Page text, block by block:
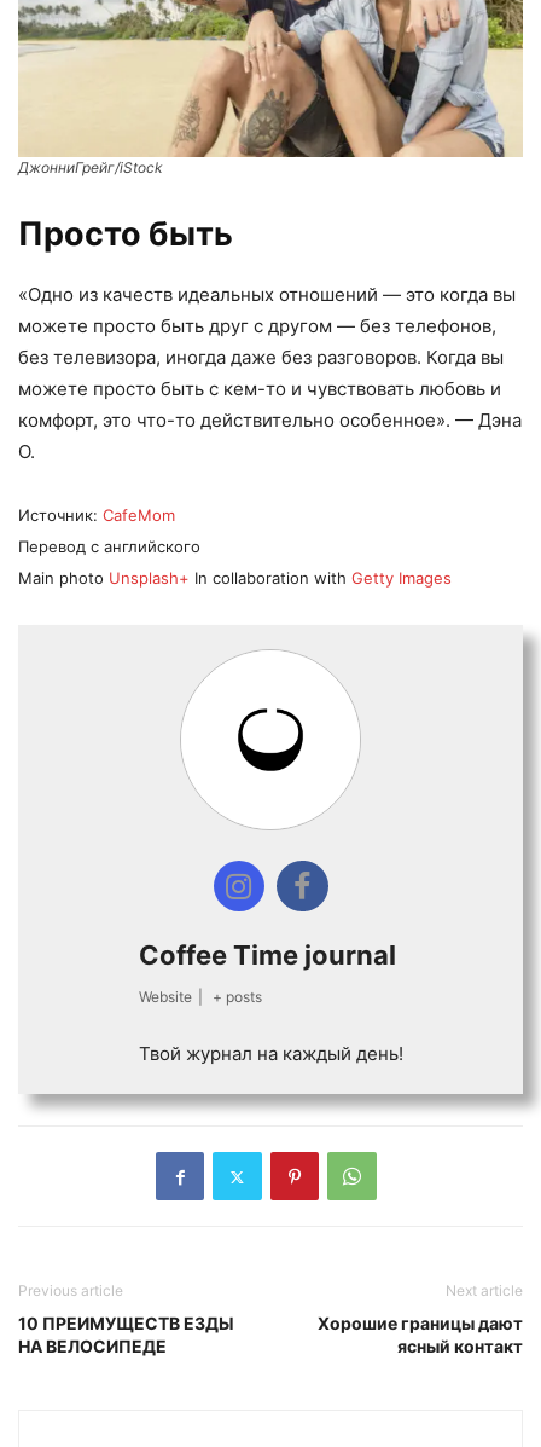
ДжонниГрейг/iStock
Просто быть
«Одно из качеств идеальных отношений — это когда вы
можете просто быть друг с другом — без телефонов,
без телевизора, иногда даже без разговоров. Когда вы
можете просто быть с кем-то и чувствовать любовь и
комфорт, это что-то действительно особенное». — Дэна
О.
Источник: CafeMom
Перевод с английского
Main photo Unsplash+ In collaboration with Getty Images
Coffee Time journal
Website + posts
Твой журнал на каждый день!
Previous article
10 ПРЕИМУЩЕСТВ ЕЗДЫ
НА ВЕЛОСИПЕДЕ
Next article
Хорошие границы дают
ясный контакт